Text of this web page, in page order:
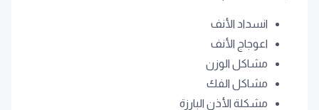
انسداد الأنف
اعوجاج الأنف
مشاكل الوزن
مشاكل الفك
مشكلة الأذن البارزة